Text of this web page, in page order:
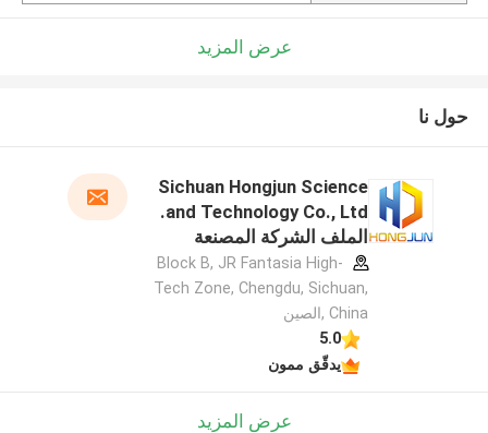
عرض المزيد
حول نا
Sichuan Hongjun Science
and Technology Co., Ltd.
الملف الشركة المصنعة
Block B, JR Fantasia High-
Tech Zone, Chengdu, Sichuan,
China ,الصين
5.0
يدقّق ممون
عرض المزيد